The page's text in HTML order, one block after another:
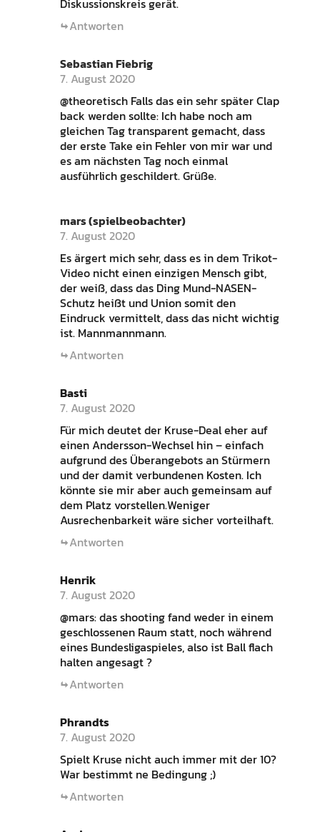
Antworten
Sebastian Fiebrig
7. August 2020
@theoretisch Falls das ein sehr später Clap
back werden sollte: Ich habe noch am
gleichen Tag transparent gemacht, dass
der erste Take ein Fehler von mir war und
es am nächsten Tag noch einmal
ausführlich geschildert. Grüße.
mars (spielbeobachter)
7. August 2020
Es ärgert mich sehr, dass es in dem Trikot-
Video nicht einen einzigen Mensch gibt,
der weiß, dass das Ding Mund-NASEN-
Schutz heißt und Union somit den
Eindruck vermittelt, dass das nicht wichtig
ist. Mannmannmann.
Antworten
Basti
7. August 2020
Für mich deutet der Kruse-Deal eher auf
einen Andersson-Wechsel hin – einfach
aufgrund des Überangebots an Stürmern
und der damit verbundenen Kosten. Ich
könnte sie mir aber auch gemeinsam auf
dem Platz vorstellen.Weniger
Ausrechenbarkeit wäre sicher vorteilhaft.
Antworten
Henrik
7. August 2020
@mars: das shooting fand weder in einem
geschlossenen Raum statt, noch während
eines Bundesligaspieles, also ist Ball flach
halten angesagt ?
Antworten
Phrandts
7. August 2020
Spielt Kruse nicht auch immer mit der 10?
War bestimmt ne Bedingung ;)
Antworten